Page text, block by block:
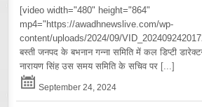
[video width="480" height="864"
mp4="https://awadhnewslive.com/wp-
content/uploads/2024/09/
बस्ती जनपद के बभनान गन्ना समिति में कल डिप्टी
नारायण सिंह उस समय समिति के सचिव पर [...]
September 24, 2024